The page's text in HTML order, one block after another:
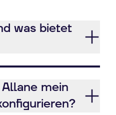
was bietet
mein